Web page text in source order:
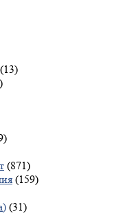
(13)
(871)
(159)
(31)